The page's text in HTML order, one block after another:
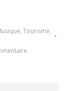
, Tourisme,